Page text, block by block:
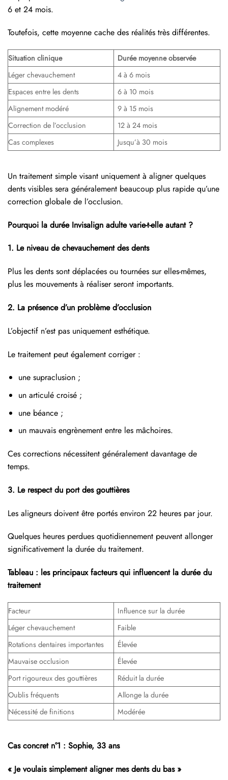
6 et 24 mois.
Toutefois, cette moyenne cache des réalités très différentes.
Situation clinique
Durée moyenne observée
Léger chevauchement
4 à 6 mois
Espaces entre les dents
6 à 10 mois
Alignement modéré
9 à 15 mois
Correction de l’occlusion
12 à 24 mois
Cas complexes
Jusqu’à 30 mois
Un traitement simple visant uniquement à aligner quelques
dents visibles sera généralement beaucoup plus rapide qu’une
correction globale de l’occlusion.
Pourquoi la durée Invisalign adulte varie-t-elle autant ?
1. Le niveau de chevauchement des dents
Plus les dents sont déplacées ou tournées sur elles-mêmes,
plus les mouvements à réaliser seront importants.
2. La présence d’un problème d’occlusion
L’objectif n’est pas uniquement esthétique.
Le traitement peut également corriger :
une supraclusion ;
un articulé croisé ;
une béance ;
un mauvais engrènement entre les mâchoires.
Ces corrections nécessitent généralement davantage de
temps.
3. Le respect du port des gouttières
Les aligneurs doivent être portés environ 22 heures par jour.
Quelques heures perdues quotidiennement peuvent allonger
significativement la durée du traitement.
Tableau : les principaux facteurs qui influencent la durée du
traitement
Facteur
Influence sur la durée
Léger chevauchement
Faible
Rotations dentaires importantes
Élevée
Mauvaise occlusion
Élevée
Port rigoureux des gouttières
Réduit la durée
Oublis fréquents
Allonge la durée
Nécessité de finitions
Modérée
Cas concret n°1 : Sophie, 33 ans
« Je voulais simplement aligner mes dents du bas »